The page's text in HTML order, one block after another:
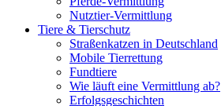
Nutztier-Vermittlung
Tiere & Tierschutz
Straßenkatzen in Deutschland
Mobile Tierrettung
Fundtiere
Wie läuft eine Vermittlung ab?
Erfolgsgeschichten